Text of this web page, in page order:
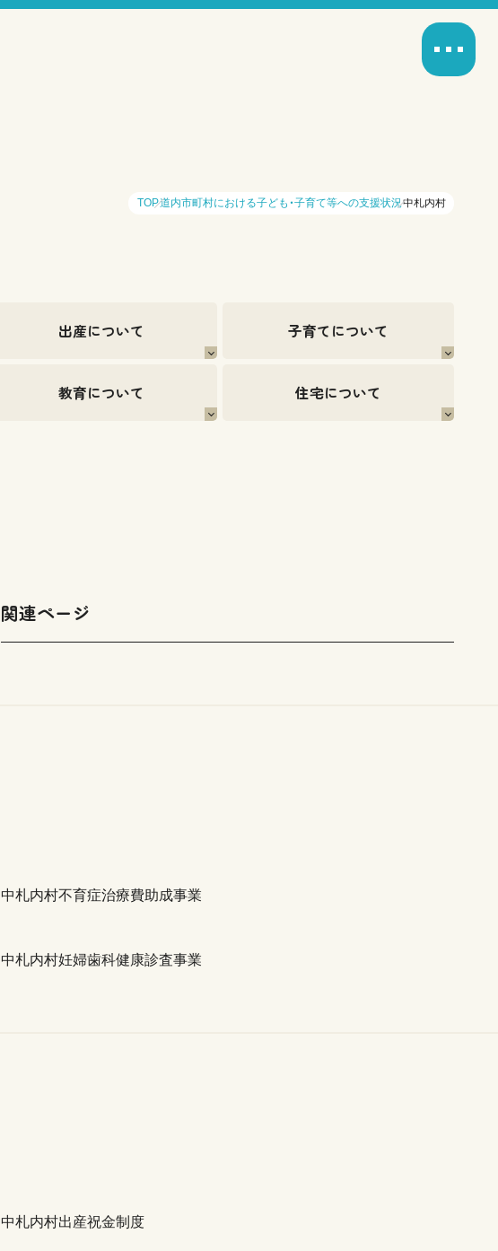
TOP道内市町村における子ども・子育て等への支援状況中札内村
出産について 子育てについて
教育について 住宅について
関連ページ
中札内村不育症治療費助成事業
中札内村妊婦歯科健康診査事業
中札内村出産祝金制度